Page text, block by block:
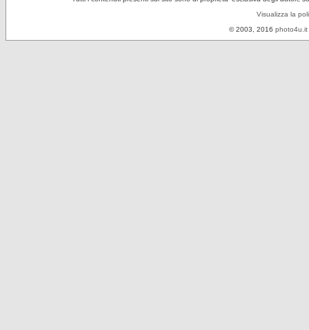
Visualizza la
© 2003, 2016 photo4u.it